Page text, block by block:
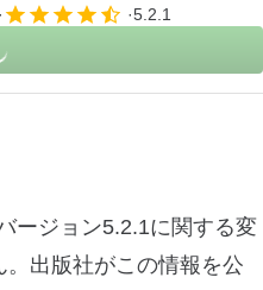
5.2.1
ージョン5.2.1に関する変
出版社がこの情報を公